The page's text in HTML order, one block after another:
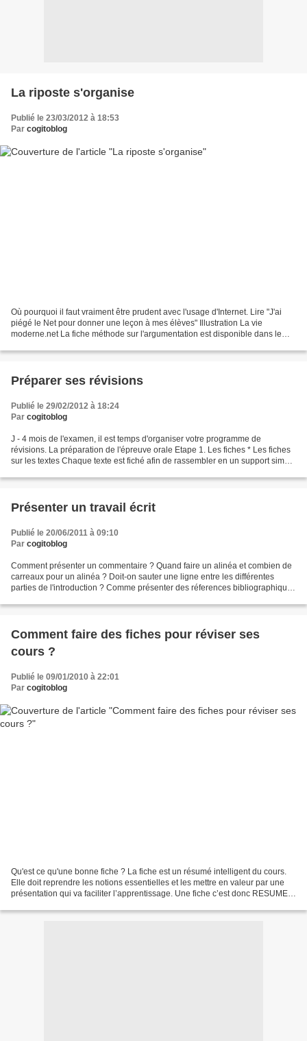
La riposte s'organise
Publié le 23/03/2012 à 18:53
Par cogitoblog
Où pourquoi il faut vraiment être prudent avec l'usage d'Internet. Lire "J'ai
piégé le Net pour donner une leçon à mes élèves" Illustration La vie
moderne.net La fiche méthode sur l'argumentation est disponible dans le
Préparer ses révisions
Publié le 29/02/2012 à 18:24
Par cogitoblog
J - 4 mois de l'examen, il est temps d'organiser votre programme de
révisions. La préparation de l'épreuve orale Etape 1. Les fiches * Les fiches
sur les textes Chaque texte est fiché afin de rassembler en un support simple
Présenter un travail écrit
Publié le 20/06/2011 à 09:10
Par cogitoblog
Comment présenter un commentaire ? Quand faire un alinéa et combien de
carreaux pour un alinéa ? Doit-on sauter une ligne entre les différentes
parties de l'introduction ? Comme présenter des réferences bibliographiques
Comment faire des fiches pour réviser ses
cours ?
Publié le 09/01/2010 à 22:01
Par cogitoblog
Qu'est ce qu'une bonne fiche ? La fiche est un résumé intelligent du cours.
Elle doit reprendre les notions essentielles et les mettre en valeur par une
présentation qui va faciliter l’apprentissage. Une fiche c’est donc RESUMER,